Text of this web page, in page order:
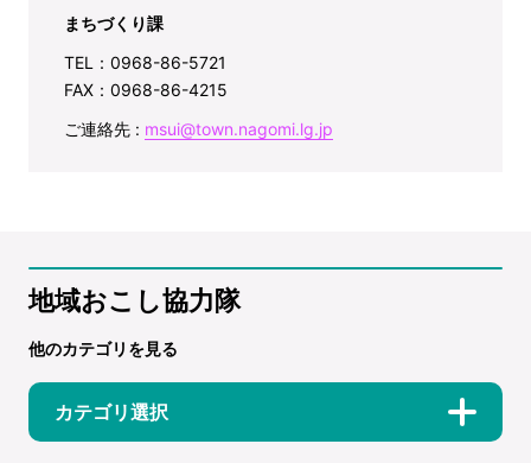
まちづくり課
TEL：0968-86-5721
FAX：0968-86-4215
ご連絡先 : msui@town.nagomi.lg.jp
地域おこし協力隊
他のカテゴリを見る
カテゴリ選択